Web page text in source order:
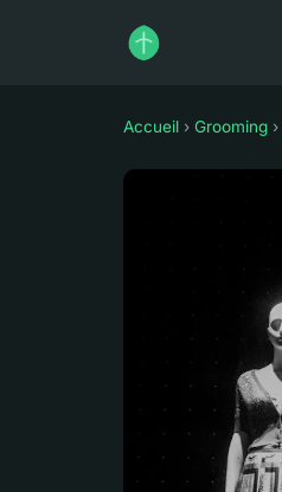
Accueil › Grooming ›